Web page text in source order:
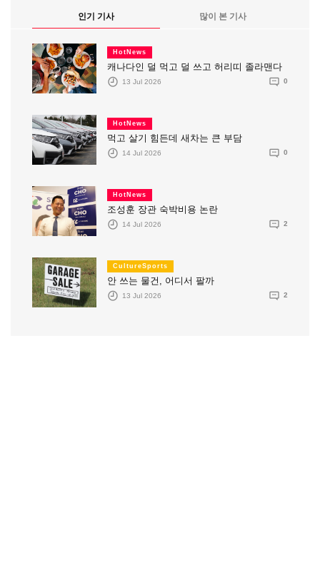
인기 기사 많이 본 기사
HotNews
캐나다인 덜 먹고 덜 쓰고 허리띠 졸라맨다
13 Jul 2026 0
HotNews
먹고 살기 힘든데 새차는 큰 부담
14 Jul 2026 0
HotNews
조성훈 장관 숙박비용 논란
14 Jul 2026 2
CultureSports
안 쓰는 물건, 어디서 팔까
13 Jul 2026 2